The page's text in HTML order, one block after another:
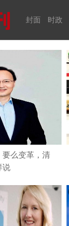
封面 时政
要么变革，清
说